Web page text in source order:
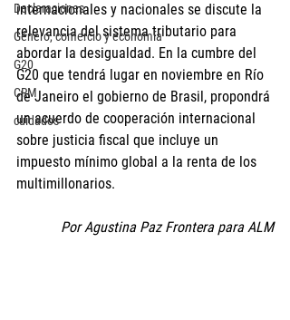
Declaraciones
Género, comercio y economía
G20
CRM
cuidados
internacionales y nacionales se discute la
relevancia del sistema tributario para
abordar la desigualdad. En la cumbre del
G20 que tendrá lugar en noviembre en Río
de Janeiro el gobierno de Brasil, propondrá
un acuerdo de cooperación internacional
sobre justicia fiscal que incluye un
impuesto mínimo global a la renta de los
multimillonarios.
Por Agustina Paz Frontera para ALM